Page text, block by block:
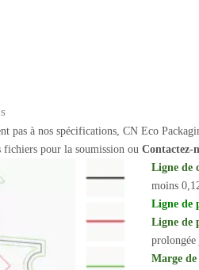
pas à nos spécifications, CN Eco
pour la soumission ou Contactez-
Ligne de
moins
Ligne de
Ligne de
Marge